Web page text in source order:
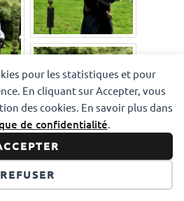
pour les statistiques et pour
En cliquant sur Accepter, vous
des cookies. En savoir plus dans
de confidentialité.
REFUSER